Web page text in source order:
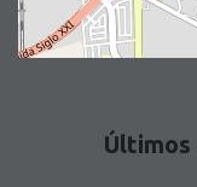
Últimos